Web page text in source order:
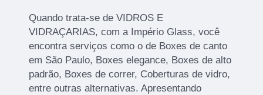
Quando trata-se de VIDROS E
VIDRAÇARIAS, com a Império Glass, você
encontra serviços como o de Boxes de canto
em São Paulo, Boxes elegance, Boxes de alto
padrão, Boxes de correr, Coberturas de vidro,
entre outras alternativas. Apresentando